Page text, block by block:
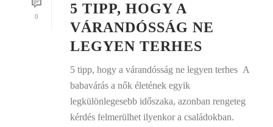
0
5 TIPP, HOGY A
VÁRANDÓSSÁG NE
LEGYEN TERHES
5 tipp, hogy a várandósság ne legyen terhes A
babavárás a nők életének egyik
legkülönlegesebb időszaka, azonban rengeteg
kérdés felmerülhet ilyenkor a családokban.